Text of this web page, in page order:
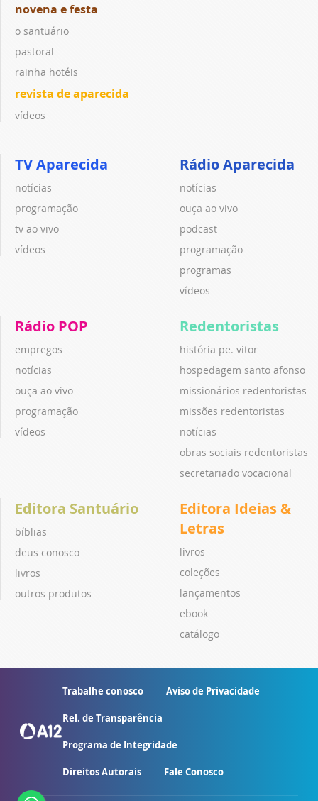
novena e festa
o santuário
pastoral
rainha hotéis
revista de aparecida
vídeos
TV Aparecida
notícias
programação
tv ao vivo
vídeos
Rádio Aparecida
notícias
ouça ao vivo
podcast
programação
programas
vídeos
Rádio POP
empregos
notícias
ouça ao vivo
programação
vídeos
Redentoristas
história pe. vitor
hospedagem santo afonso
missionários redentoristas
missões redentoristas
notícias
obras sociais redentoristas
secretariado vocacional
Editora Santuário
bíblias
deus conosco
livros
outros produtos
Editora Ideias &
Letras
livros
coleções
lançamentos
ebook
catálogo
Trabalhe conosco Aviso de Privacidade
Rel. de Transparência
Programa de Integridade
Direitos Autorais Fale Conosco